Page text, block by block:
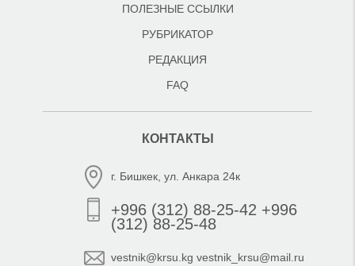
ПОЛЕЗНЫЕ ССЫЛКИ
РУБРИКАТОР
РЕДАКЦИЯ
FAQ
КОНТАКТЫ
г. Бишкек, ул. Анкара 24к
+996 (312) 88-25-42 +996
(312) 88-25-48
vestnik@krsu.kg vestnik_krsu@mail.ru